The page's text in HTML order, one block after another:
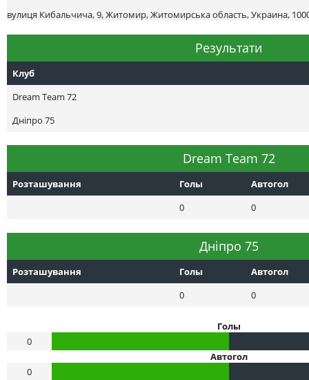
вулиця Кибальчича, 9, Житомир, Житомирська область, Украина,
Результати
Клуб
Dream Team 72
Днiпро 75
Dream Team 72
Розташування Голы
Автогол
0
0
Днiпро 75
Розташування Голы
Автогол
0
0
Голы
0
Автогол
0